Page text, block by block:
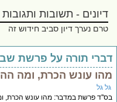
דיונים - תשובות ותגובות (0)
טרם נערך דיון סביב חידוש זה
תורה על פרשת שבוע
עונש הכרת, ומה
גל
פרשת במדבר: מהו עונש הכרת, ומה